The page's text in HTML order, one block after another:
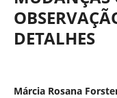
DETALHES
Márcia Rosana